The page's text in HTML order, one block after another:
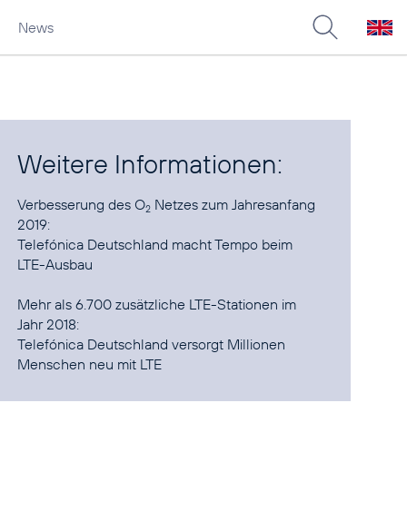
News
Weitere Informationen:
Verbesserung des O2 Netzes zum Jahresanfang
Telefónica Deutschland macht Tempo beim
LTE-Ausbau
Mehr als 6.700 zusätzliche LTE-Stationen im
Telefónica Deutschland versorgt Millionen
Menschen neu mit LTE